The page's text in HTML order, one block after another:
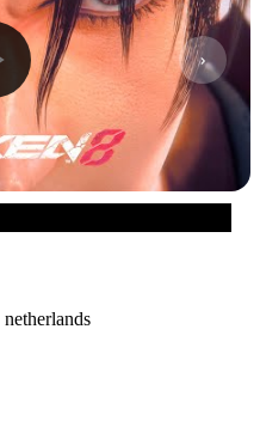
netherlands